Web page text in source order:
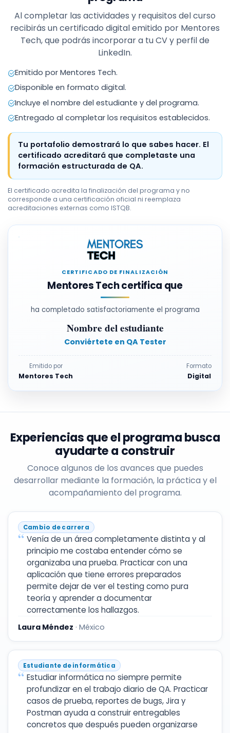
Al completar las actividades y requisitos del curso
recibirás un certificado digital emitido por Mentores
Tech, que podrás incorporar a tu CV y perfil de
LinkedIn.
Emitido por Mentores Tech.
Disponible en formato digital.
Incluye el nombre del estudiante y del programa.
Entregado al completar los requisitos establecidos.
Tu portafolio demostrará lo que sabes hacer. El
certificado acreditará que completaste una
formación estructurada de QA.
El certificado acredita la finalización del programa y no
corresponde a una certificación oficial ni reemplaza
acreditaciones externas como ISTQB.
CERTIFICADO DE FINALIZACIÓN
Mentores Tech certifica que
ha completado satisfactoriamente el programa
Nombre del estudiante
Conviértete en QA Tester
Emitido por
Mentores Tech
Formato
Digital
Experiencias que el programa busca
ayudarte a construir
Conoce algunos de los avances que puedes
desarrollar mediante la formación, la práctica y el
acompañamiento del programa.
Cambio de carrera
Venía de un área completamente distinta y al
principio me costaba entender cómo se
organizaba una prueba. Practicar con una
aplicación que tiene errores preparados
permite dejar de ver el testing como pura
teoría y aprender a documentar
correctamente los hallazgos.
Laura Méndez · México
Estudiante de informática
Estudiar informática no siempre permite
profundizar en el trabajo diario de QA. Practicar
casos de prueba, reportes de bugs, Jira y
Postman ayuda a construir entregables
concretos que después pueden organizarse